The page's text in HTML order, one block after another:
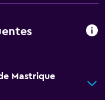
Mastrique